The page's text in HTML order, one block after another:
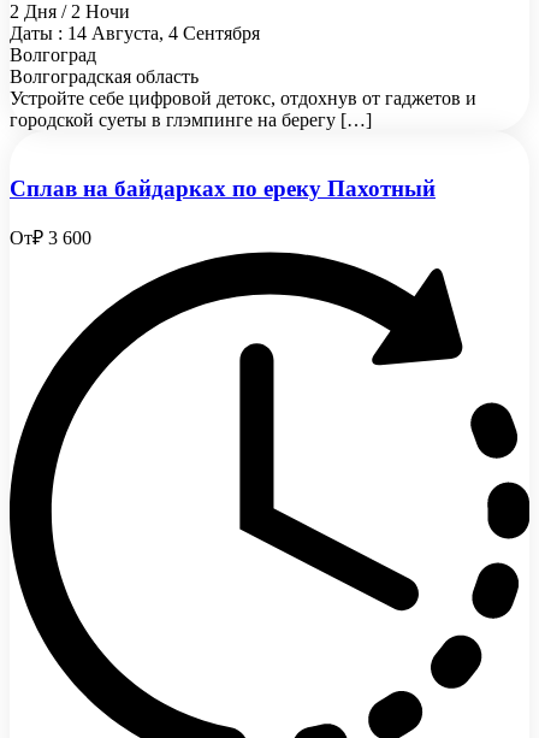
2 Дня / 2 Ночи
Даты : 14 Августа, 4 Сентября
Волгоград
Волгоградская область
Устройте себе цифровой детокс, отдохнув от гаджетов и
городской суеты в глэмпинге на берегу […]
Сплав на байдарках по ереку Пахотный
От₽ 3 600